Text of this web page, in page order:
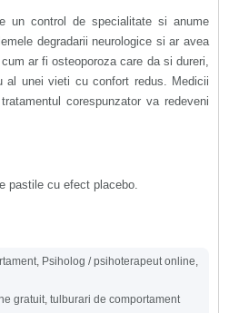
un control de specialitate si anume
degradarii neurologice si ar avea
ar fi osteoporoza care da si dureri,
al unei vieti cu confort redus. Medicii
corespunzator va redeveni
pastile cu efect placebo.
, Psiholog / psihoterapeut online,
gratuit, tulburari de comportament